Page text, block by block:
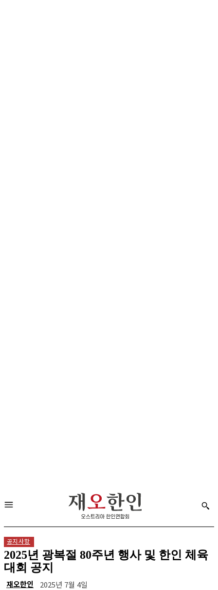
공지사항
2025년 광복절 80주년 행사 및 한인 체육
대회 공지
재오한인 2025년 7월 4일